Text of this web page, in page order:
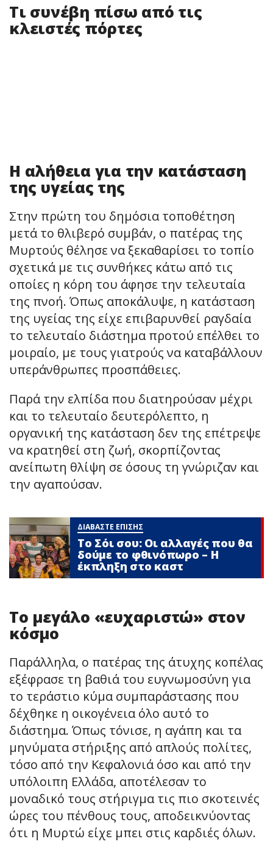
Τι συνέβη πίσω από τις
κλειστές πόρτες
Η αλήθεια για την κατάσταση
της υγείας της
Στην πρώτη του δημόσια τοποθέτηση
μετά το θλιβερό συμβάν, ο πατέρας της
Μυρτούς θέλησε να ξεκαθαρίσει το τοπίο
σχετικά με τις συνθήκες κάτω από τις
οποίες η κόρη του άφησε την τελευταία
της πνοή. Όπως αποκάλυψε, η κατάσταση
της υγείας της είχε επιβαρυνθεί ραγδαία
το τελευταίο διάστημα προτού επέλθει το
μοιραίο, με τους γιατρούς να καταβάλλουν
υπεράνθρωπες προσπάθειες.
Παρά την ελπίδα που διατηρούσαν μέχρι
και το τελευταίο δευτερόλεπτο, η
οργανική της κατάσταση δεν της επέτρεψε
να κρατηθεί στη ζωή, σκορπίζοντας
ανείπωτη θλίψη σε όσους τη γνώριζαν και
την αγαπούσαν.
ΔΙΑΒΑΣΤΕ ΕΠΙΣΗΣ
Το Σόι σου: Οι αλλαγές που θα
δούμε το φθινόπωρο – Η
έκπληξη στο καστ
Το μεγάλο «ευχαριστώ» στον
κόσμο
Παράλληλα, ο πατέρας της άτυχης κοπέλας
εξέφρασε τη βαθιά του ευγνωμοσύνη για
το τεράστιο κύμα συμπαράστασης που
δέχθηκε η οικογένεια όλο αυτό το
διάστημα. Όπως τόνισε, η αγάπη και τα
μηνύματα στήριξης από απλούς πολίτες,
τόσο από την Κεφαλονιά όσο και από την
υπόλοιπη Ελλάδα, αποτέλεσαν το
μοναδικό τους στήριγμα τις πιο σκοτεινές
ώρες του πένθους τους, αποδεικνύοντας
ότι η Μυρτώ είχε μπει στις καρδιές όλων.